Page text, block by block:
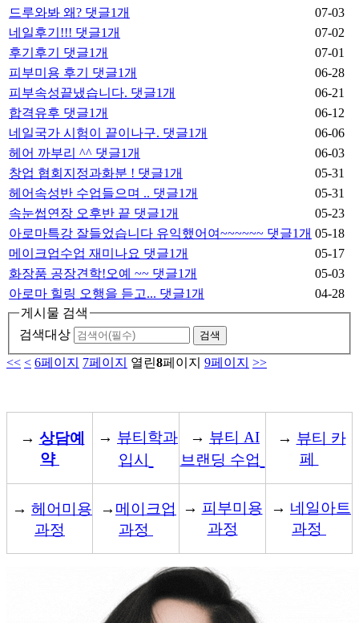
드루와봐 왜? 댓글1개
07-03
네일후기!!! 댓글1개
07-02
후기후기 댓글1개
07-01
피부미용 후기 댓글1개
06-28
피부속성끝냈습니다. 댓글1개
06-21
합격유후 댓글1개
06-12
네일국가 시험이 끝이나구. 댓글1개
06-06
헤어 까부리 ^^ 댓글1개
06-03
창업 협회지정과화분 ! 댓글1개
05-31
헤어속성반 수업들으며 .. 댓글1개
05-31
속눈썹연장 오후반 끝 댓글1개
05-23
아로마특강 잘들었습니다 유익했어여~~~~~~ 댓글1개 05-18
메이크업수업 재미나요 댓글1개
05-17
화장품 공장견학!오예 ~~ 댓글1개
05-03
아로마 힐링 오행을 듣고... 댓글1개
04-28
게시물 검색
검색대상
<< < 6페이지 7페이지 열린8페이지 9페이지 >>
→ 상담예
약
→ 뷰티학과
입시
→ 뷰티 AI
브랜딩 수업
→ 뷰티 카
페
→ 헤어미용
과정
→ 메이크업
과정
→ 피부미용
과정
→ 네일아트
과정